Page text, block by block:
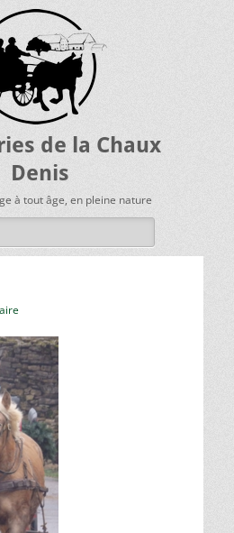
de la Chaux
Denis
à tout âge, en pleine nature